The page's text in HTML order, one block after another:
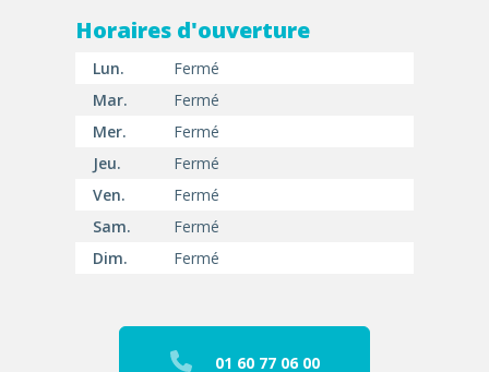
Horaires d'ouverture
Lun.
Fermé
Mar.
Fermé
Mer.
Fermé
Jeu.
Fermé
Ven.
Fermé
Sam.
Fermé
Dim.
Fermé
01 60 77 06 00